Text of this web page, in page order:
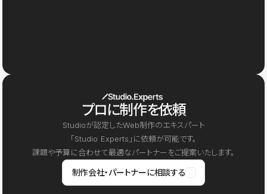
プロに制作を依頼
Studioが認定したWeb制作のエキスパート
「Studio Experts」に依頼が可能です。
課題や予算に合わせて最適なパートナーをご提案いたします。
制作会社・パートナーに相談する